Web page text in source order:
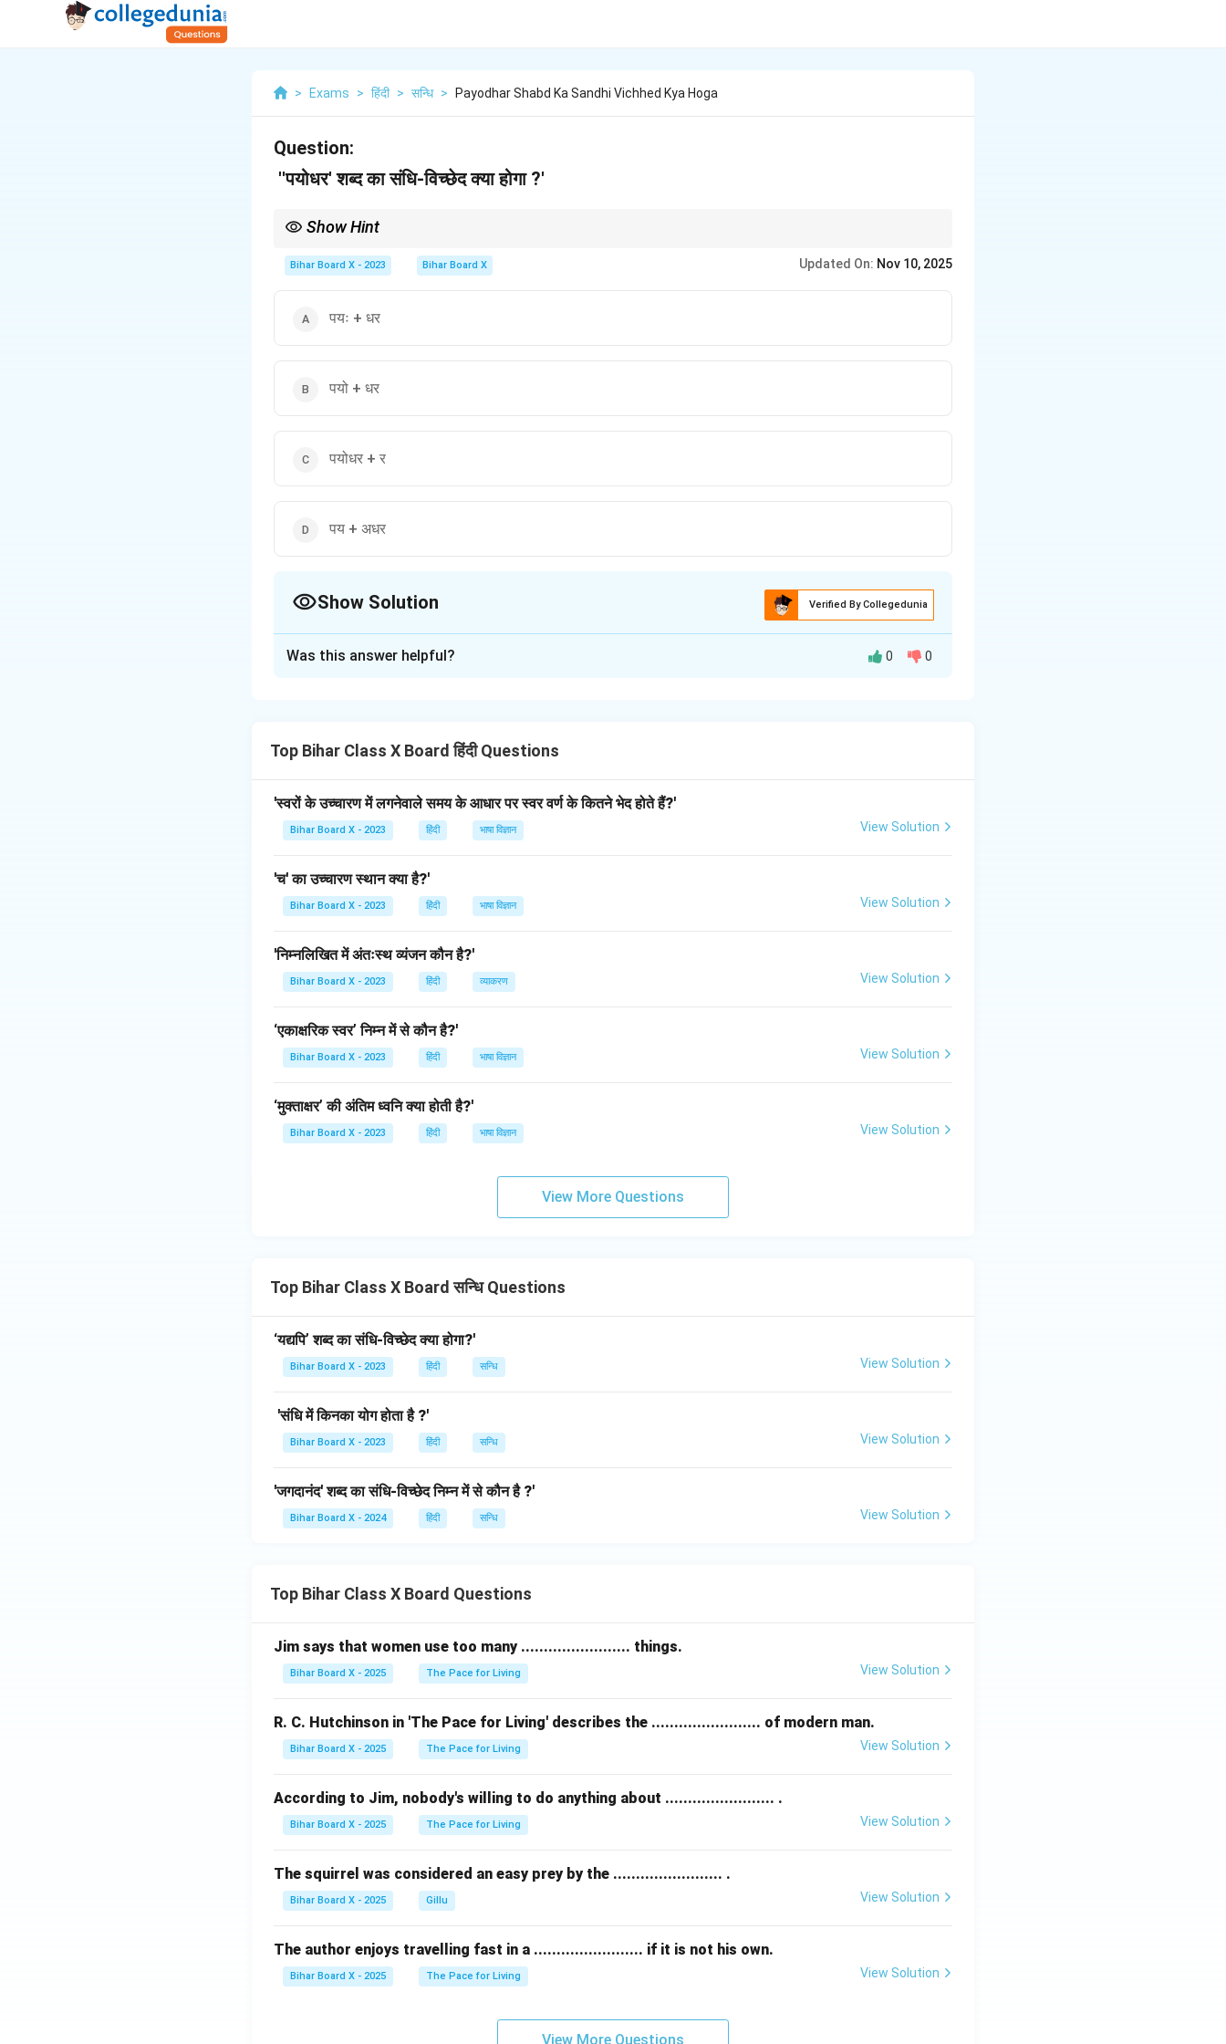
> Exams > हिंदी > सन्धि > Payodhar Shabd Ka Sandhi Vichhed Kya Hoga
Question:
''पयोधर' शब्द का संधि-विच्छेद क्या होगा ?'
Show Hint
Bihar Board X - 2023 Bihar Board X Updated On: Nov 10, 2025
पयः + धर
पयो + धर
पयोधर + र
पय + अधर
Show Solution Verified By Collegedunia
Step 2: निष्कर्ष।
Download Solution in PDF
Was this answer helpful? 0 0
Top Bihar Class X Board हिंदी Questions
'स्वरों के उच्चारण में लगनेवाले समय के आधार पर स्वर वर्ण के कितने भेद होते हैं?'
Bihar Board X - 2023 हिंदी भाषा विज्ञान View Solution
'च' का उच्चारण स्थान क्या है?'
Bihar Board X - 2023 हिंदी भाषा विज्ञान View Solution
'निम्नलिखित में अंतःस्थ व्यंजन कौन है?'
Bihar Board X - 2023 हिंदी व्याकरण View Solution
‘एकाक्षरिक स्वर’ निम्न में से कौन है?'
Bihar Board X - 2023 हिंदी भाषा विज्ञान View Solution
‘मुक्ताक्षर’ की अंतिम ध्वनि क्या होती है?'
Bihar Board X - 2023 हिंदी भाषा विज्ञान View Solution
View More Questions
Top Bihar Class X Board सन्धि Questions
‘यद्यपि’ शब्द का संधि-विच्छेद क्या होगा?'
Bihar Board X - 2023 हिंदी सन्धि View Solution
'संधि में किनका योग होता है ?'
Bihar Board X - 2023 हिंदी सन्धि View Solution
'जगदानंद' शब्द का संधि-विच्छेद निम्न में से कौन है ?'
Bihar Board X - 2024 हिंदी सन्धि View Solution
Top Bihar Class X Board Questions
Jim says that women use too many ........................ things.
Bihar Board X - 2025 The Pace for Living View Solution
R. C. Hutchinson in 'The Pace for Living' describes the ........................ of modern man.
Bihar Board X - 2025 The Pace for Living View Solution
According to Jim, nobody's willing to do anything about ........................ .
Bihar Board X - 2025 The Pace for Living View Solution
The squirrel was considered an easy prey by the ........................ .
Bihar Board X - 2025 Gillu View Solution
The author enjoys travelling fast in a ........................ if it is not his own.
Bihar Board X - 2025 The Pace for Living View Solution
View More Questions